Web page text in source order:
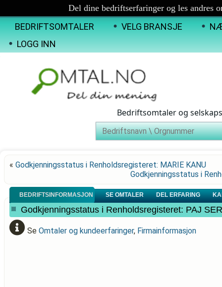
Del dine bedriftserfaringer og les andres
BEDRIFTSOMTALER VELG BRANSJE
LOGG INN
Bedriftsomtaler og
« Godkjenningsstatus i Renholdsregisteret: MARIE KANU
Godkjenningsstatus i
BEDRIFTSINFORMASJON SE OMTALER DEL ERFARING
Godkjenningsstatus i Renholdsregisteret: PAJ
Se Omtaler og kundeerfaringer, Firmainformasjon